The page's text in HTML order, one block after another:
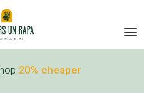
20% cheaper